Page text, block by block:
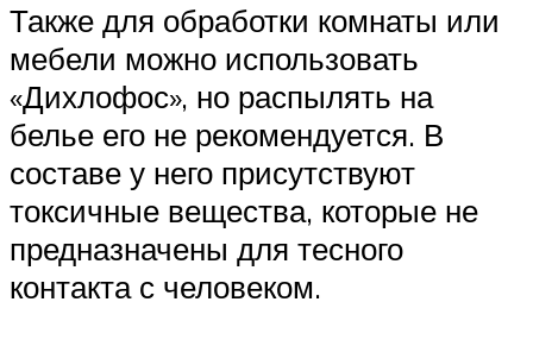
Также для обработки комнаты или
мебели можно использовать
«Дихлофос», но распылять на
белье его не рекомендуется. В
составе у него присутствуют
токсичные вещества, которые не
предназначены для тесного
контакта с человеком.